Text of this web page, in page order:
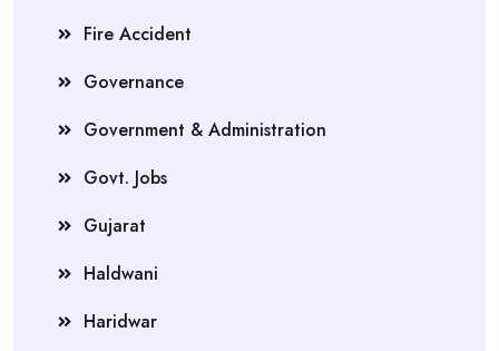
Fire Accident
Governance
Government & Administration
Govt. Jobs
Gujarat
Haldwani
Haridwar